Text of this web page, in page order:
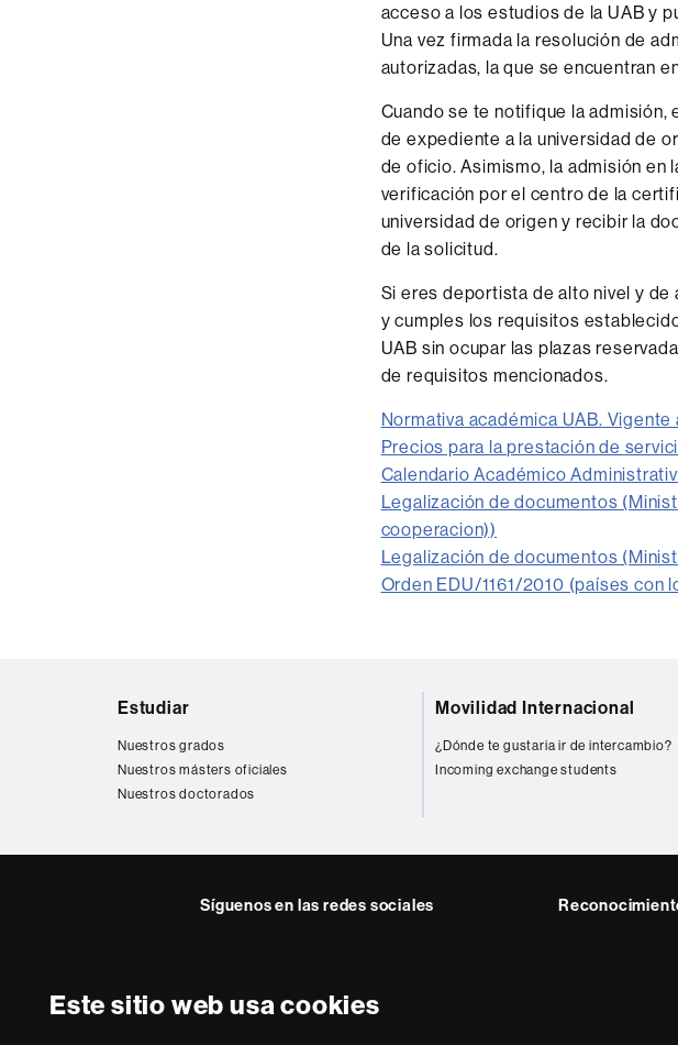
Este sitio web usa cookies
acceso a los estudios de la UAB y
Una vez firmada la resolución de
autorizadas, la que se encuentran
Cuando se te notifique la
de expediente a la universidad de
de oficio. Asimismo, la admisión en
verificación por el centro de la
universidad de origen y recibir la
de la solicitud.
Si eres deportista de alto nivel y
y cumples los requisitos
UAB sin ocupar las plazas
de requisitos mencionados.
Normativa académica UAB.
Precios para la prestación de
Calendario Académico
Legalización de documentos
cooperacion))
Legalización de documentos
Orden EDU/1161/2010 (países con
Estudiar
Nuestros grados
Nuestros másters oficiales
Nuestros doctorados
Movilidad Internacional
¿Dónde te gustaria ir de intercambio?
Incoming exchange students
Síguenos en las redes sociales
Sobre